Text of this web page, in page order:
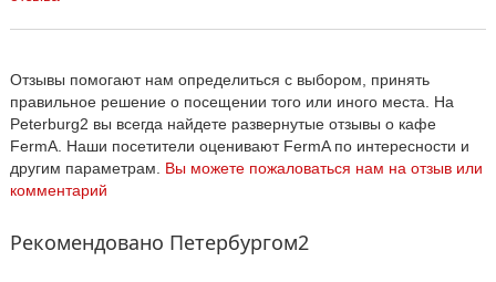
Отзывы помогают нам определиться с выбором, принять
правильное решение о посещении того или иного места. На
Peterburg2 вы всегда найдете развернутые отзывы о кафе
FermA. Наши посетители оценивают FermA по интересности и
другим параметрам. Вы можете пожаловаться нам на отзыв или
комментарий
Рекомендовано Петербургом2